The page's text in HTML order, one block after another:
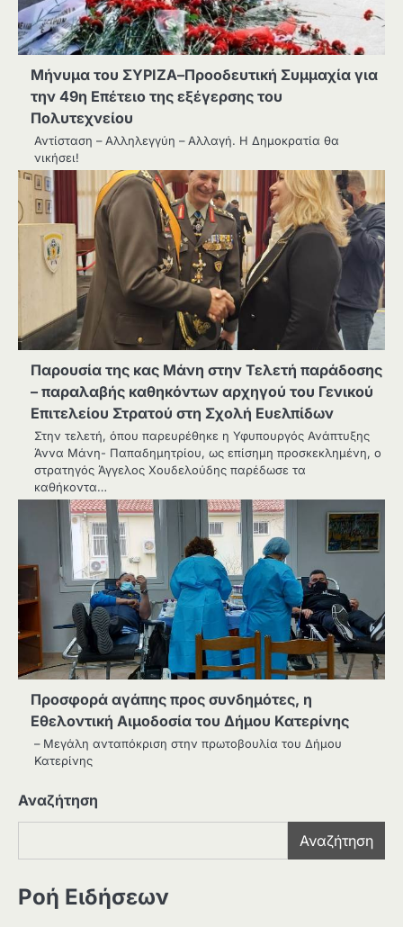
Μήνυμα του ΣΥΡΙΖΑ–Προοδευτική Συμμαχία για
την 49η Επέτειο της εξέγερσης του
Πολυτεχνείου
Αντίσταση – Αλληλεγγύη – Αλλαγή. Η Δημοκρατία θα
νικήσει!
Παρουσία της κας Μάνη στην Τελετή παράδοσης
– παραλαβής καθηκόντων αρχηγού του Γενικού
Επιτελείου Στρατού στη Σχολή Ευελπίδων
Στην τελετή, όπου παρευρέθηκε η Υφυπουργός Ανάπτυξης
Άννα Μάνη- Παπαδημητρίου, ως επίσημη προσκεκλημένη, ο
στρατηγός Άγγελος Χουδελούδης παρέδωσε τα
καθήκοντα…
Προσφορά αγάπης προς συνδημότες, η
Εθελοντική Αιμοδοσία του Δήμου Κατερίνης
– Μεγάλη ανταπόκριση στην πρωτοβουλία του Δήμου
Κατερίνης
Αναζήτηση
Αναζήτηση
Ροή Ειδήσεων